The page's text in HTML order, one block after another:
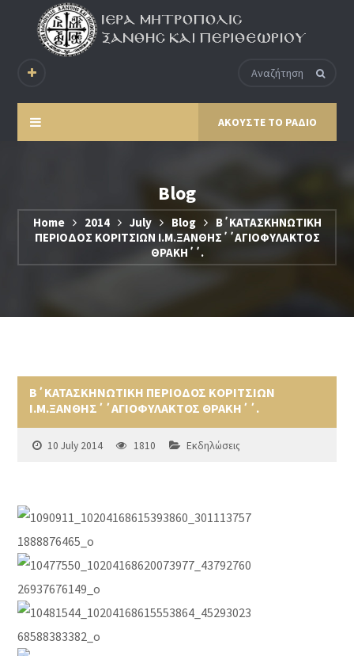
ΑΚΟΥΣΤΕ ΤΟ ΡΑΔΙΟ
Blog
Home 2014 July Blog
Β΄ΚΑΤΑΣΚΗΝΩΤΙΚΗ
ΠΕΡΙΟΔΟΣ ΚΟΡΙΤΣΙΩΝ Ι.Μ.ΞΑΝΘΗΣ΄΄ΑΓΙΟΦΥΛΑΚΤΟΣ
ΘΡΑΚΗ΄΄.
Β΄ΚΑΤΑΣΚΗΝΩΤΙΚΗ ΠΕΡΙΟΔΟΣ ΚΟΡΙΤΣΙΩΝ
Ι.Μ.ΞΑΝΘΗΣ΄΄ΑΓΙΟΦΥΛΑΚΤΟΣ ΘΡΑΚΗ΄΄.
10 July 2014 1810 Εκδηλώσεις